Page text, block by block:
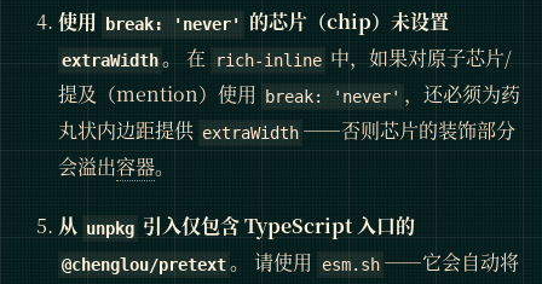
使用 break: 'never' 的芯片（chip）未设置
extraWidth 。在 rich-inline 中，如果对原子芯片/
提及（mention）使用
break: 'never' ，还必须为药
丸状内边距提供 extraWidth ——否则芯片的装饰部分
会溢出容器。
从 unpkg 引入仅包含 TypeScript 入口的
@chenglou/pretext 。 请使用 esm.sh ——它会自动将